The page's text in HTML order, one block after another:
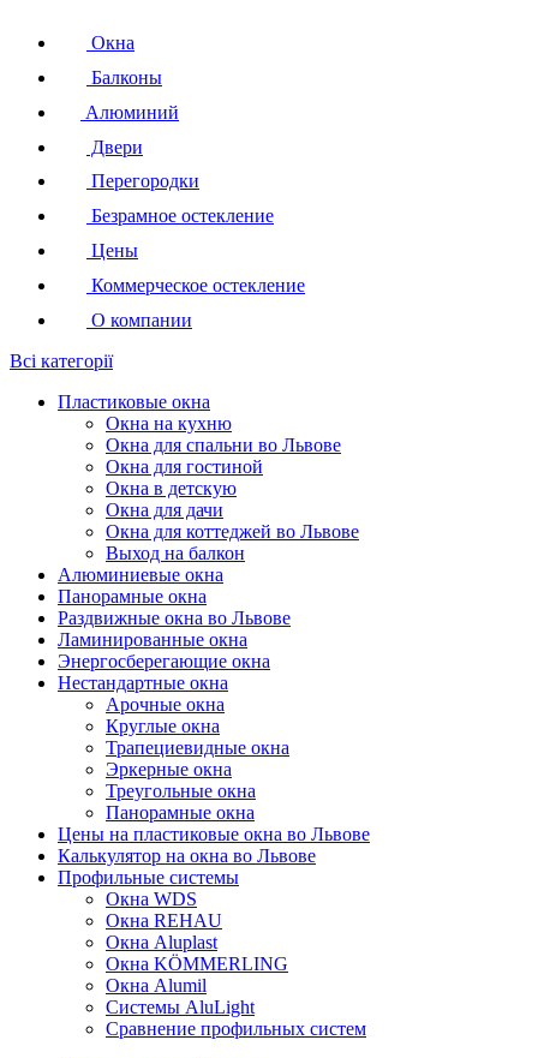
Окна
Балконы
Алюминий
Двери
Перегородки
Безрамное остекление
Цены
Коммерческое остекление
О компании
Всі категорії
Пластиковые окна
Окна на кухню
Окна для спальни во Львове
Окна для гостиной
Окна в детскую
Окна для дачи
Окна для коттеджей во Львове
Выход на балкон
Алюминиевые окна
Панорамные окна
Раздвижные окна во Львове
Ламинированные окна
Энергосберегающие окна
Нестандартные окна
Арочные окна
Круглые окна
Трапециевидные окна
Эркерные окна
Треугольные окна
Панорамные окна
Цены на пластиковые окна во Львове
Калькулятор на окна во Львове
Профильные системы
Окна WDS
Окна REHAU
Окна Aluplast
Окна KÖMMERLING
Окна Alumil
Системы AluLight
Сравнение профильных систем